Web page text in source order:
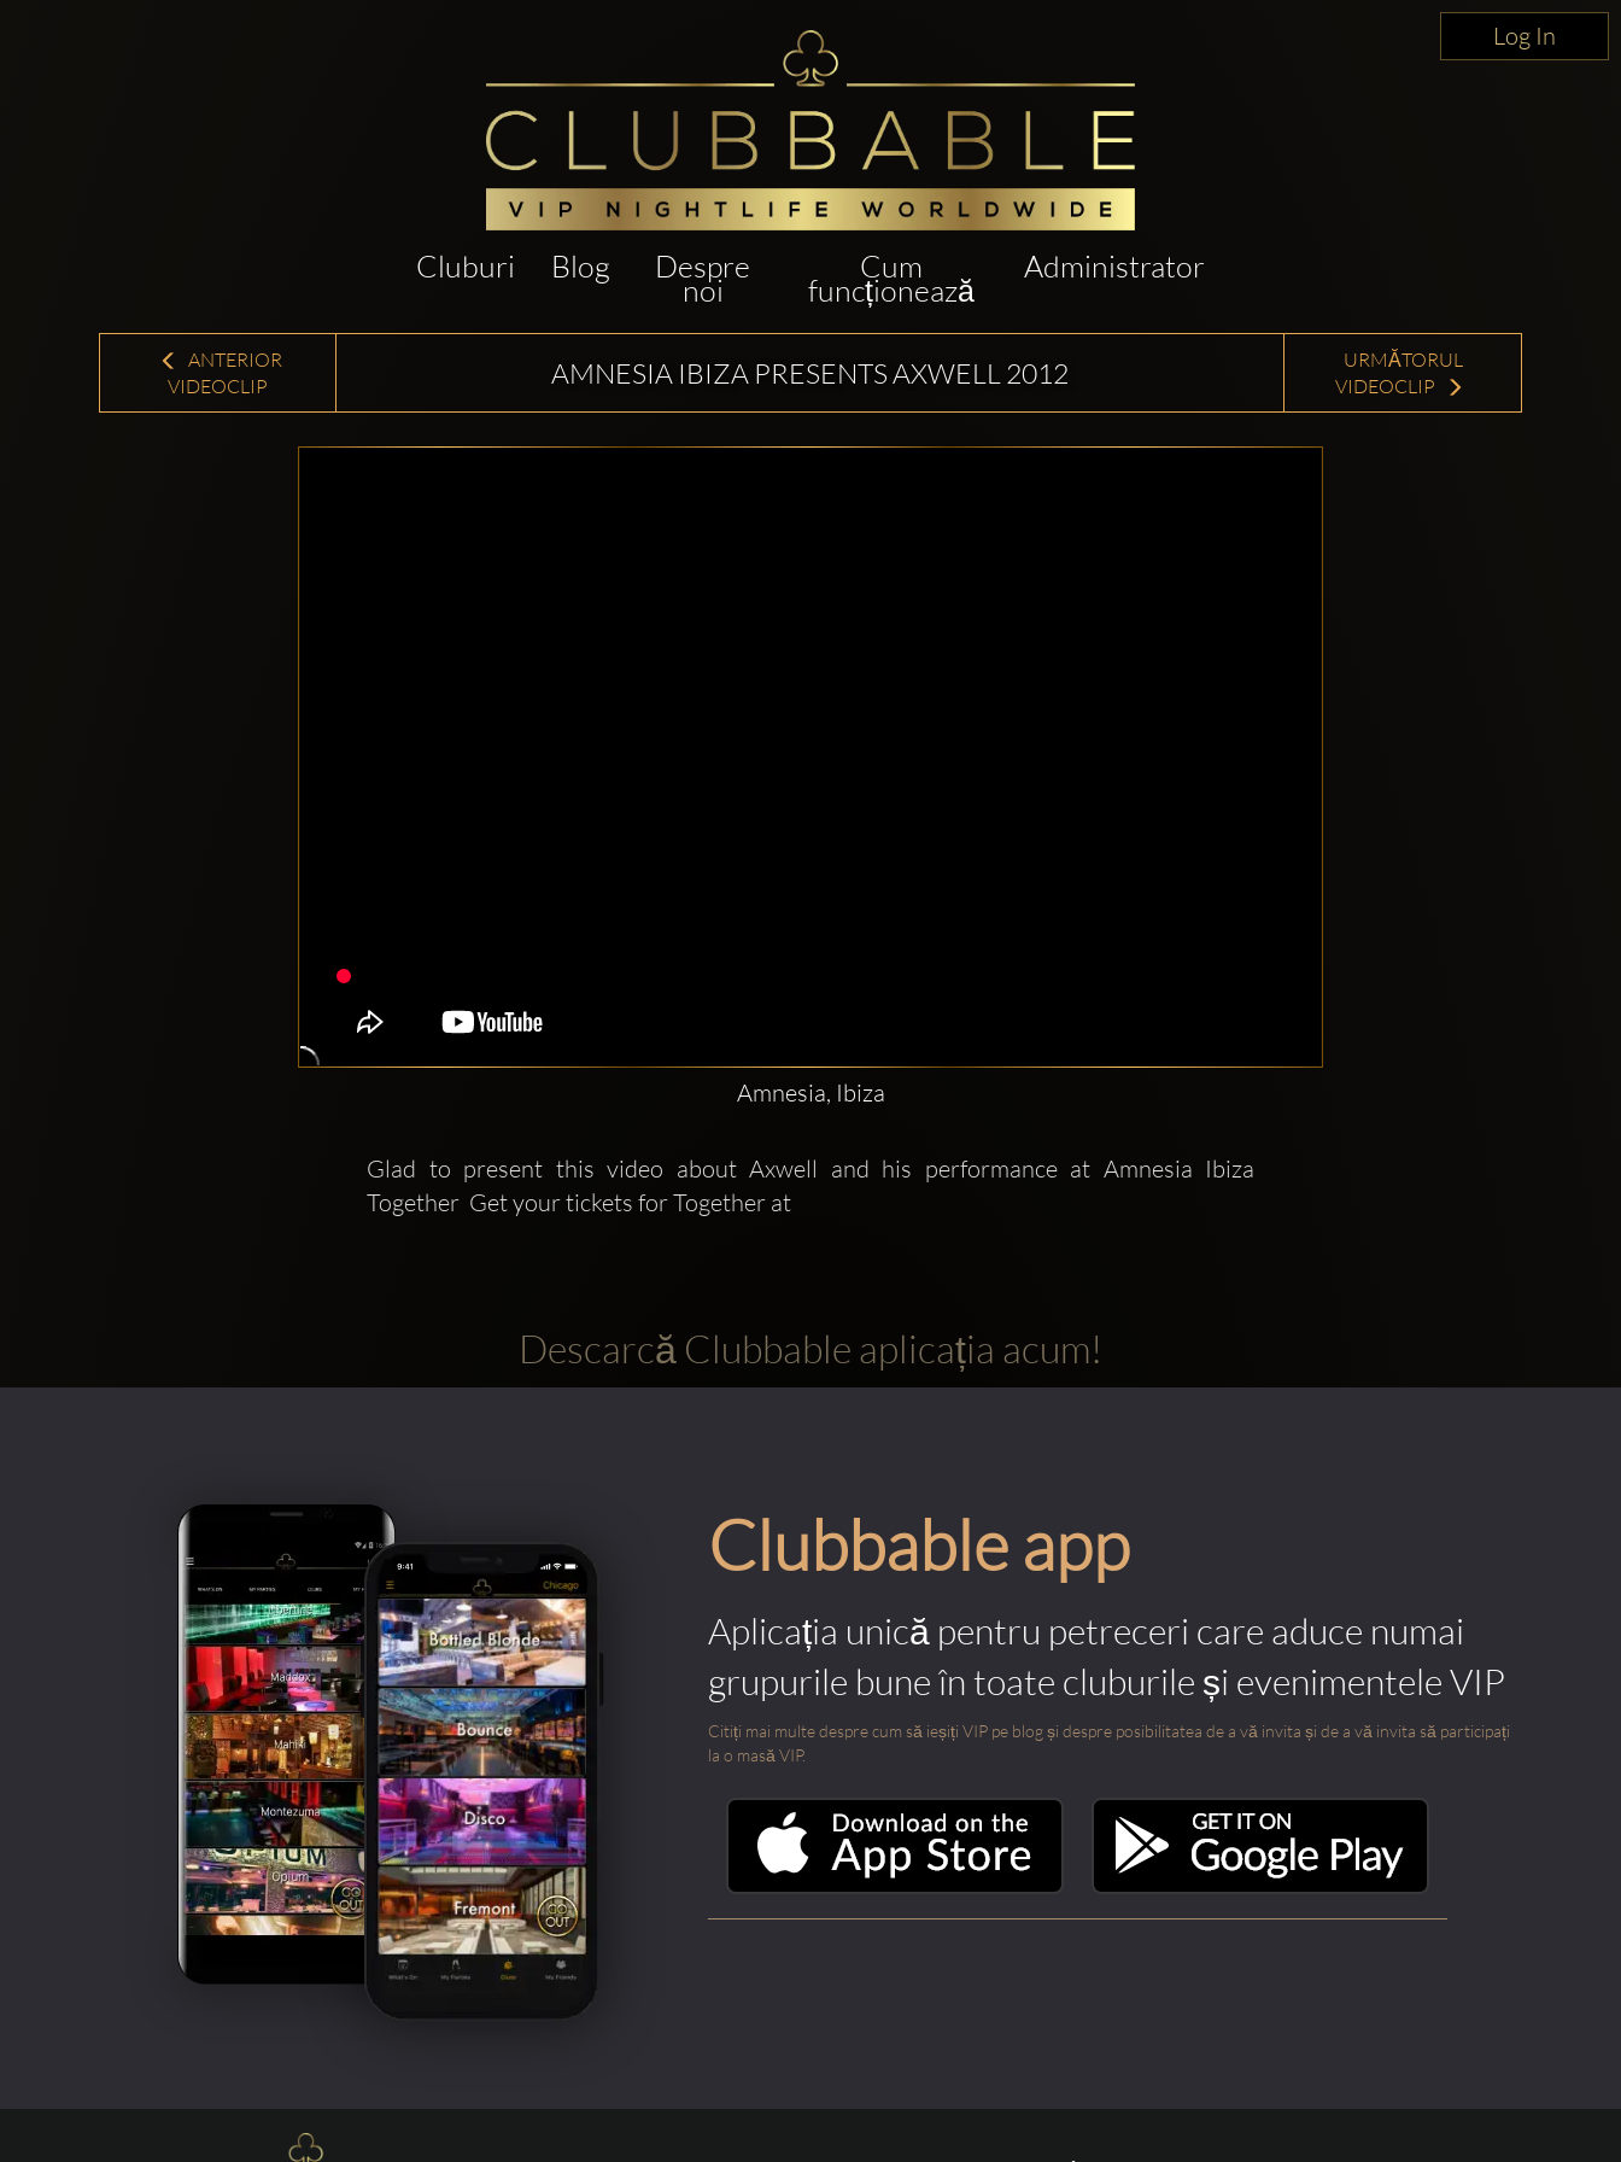
Log In
Cluburi Blog Despre
noi
Cum
funcționează
Administrator
ANTERIOR
VIDEOCLIP
AMNESIA IBIZA PRESENTS AXWELL 2012
URMĂTORUL
VIDEOCLIP
Amnesia, Ibiza
Glad to present this video about Axwell and his performance at Amnesia Ibiza
Together  Get your tickets for Together at
Descarcă Clubbable aplicația acum!
Clubbable app
Aplicația unică pentru petreceri care aduce numai
grupurile bune în toate cluburile și evenimentele VIP
Citiți mai multe despre cum să ieșiți VIP pe blog și despre posibilitatea de a vă invita și de a vă invita să participați
la o masă VIP.